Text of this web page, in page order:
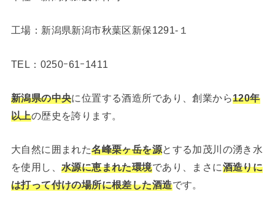
工場：新潟県新潟市秋葉区新保1291-１
TEL：0250ｰ61ｰ1411
新潟県の中央に位置する酒造所であり、創業から120年
以上の歴史を誇ります。
大自然に囲まれた名峰栗ヶ岳を源とする加茂川の湧き水
を使用し、 水源に恵まれた環境であり、まさに酒造りに
は打って付けの場所に根差した酒造です。